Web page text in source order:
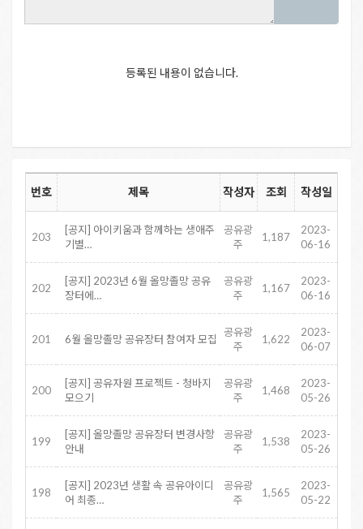
등록된 내용이 없습니다.
번호 제목 작성자 조회 작성일
203
[공지] 아이키움과 함께하는 생애주
기별…
공유광
주
1,187
2023-
06-16
202
[공지] 2023년 6월 올망졸망 공유
장터에…
공유광
주
1,167
2023-
06-16
201 6월 올망졸망 공유장터 참여자 모집
공유광
주
1,622
2023-
06-07
200
[공지] 공유자원 프로젝트 - 청바지
모으기
공유광
주
1,468
2023-
05-26
199
[공지] 올망졸망 공유장터 변경사항
안내
공유광
주
1,538
2023-
05-26
198
[공지] 2023년 생활 속 공유아이디
어 최종…
공유광
주
1,565
2023-
05-22